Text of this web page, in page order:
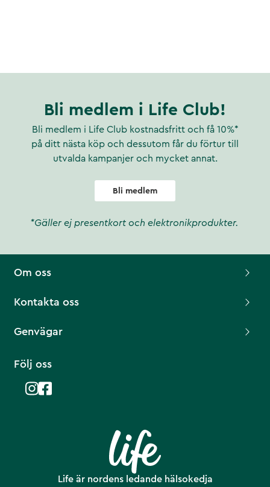
Bli medlem i Life Club!
Bli medlem i Life Club kostnadsfritt och få 10%*
på ditt nästa köp och dessutom får du förtur till
utvalda kampanjer och mycket annat.
Bli medlem
*Gäller ej presentkort och elektronikprodukter.
Life är nordens ledande hälsokedja
Om oss
Kontakta oss
Genvägar
Följ oss